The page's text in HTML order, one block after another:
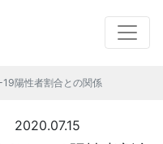
陽性者割合との関係
2020.07.15